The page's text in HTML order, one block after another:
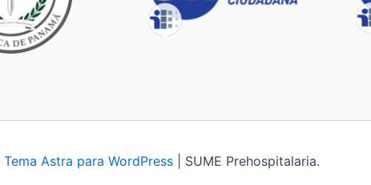
Tema Astra para WordPress| SUME Prehospitalaria.